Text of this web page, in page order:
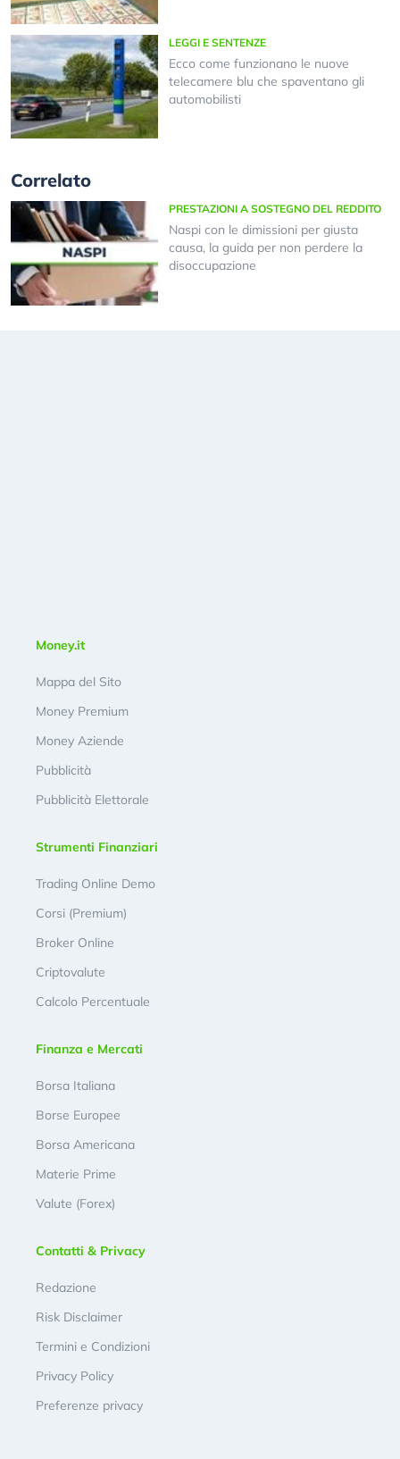
LEGGI E SENTENZE
Ecco come funzionano le nuove
telecamere blu che spaventano gli
automobilisti
Correlato
PRESTAZIONI A SOSTEGNO DEL REDDITO
Naspi con le dimissioni per giusta
causa, la guida per non perdere la
disoccupazione
Money.it
Mappa del Sito
Money Premium
Money Aziende
Pubblicità
Pubblicità Elettorale
Strumenti Finanziari
Trading Online Demo
Corsi (Premium)
Broker Online
Criptovalute
Calcolo Percentuale
Finanza e Mercati
Borsa Italiana
Borse Europee
Borsa Americana
Materie Prime
Valute (Forex)
Contatti & Privacy
Redazione
Risk Disclaimer
Termini e Condizioni
Privacy Policy
Preferenze privacy